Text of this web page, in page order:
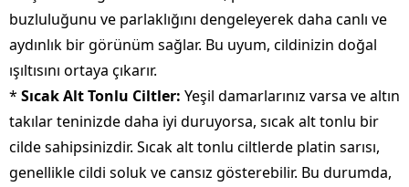
buzluluğunu ve parlaklığını dengeleyerek daha canlı ve
aydınlık bir görünüm sağlar. Bu uyum, cildinizin doğal
ışıltısını ortaya çıkarır.
* Sıcak Alt Tonlu Ciltler: Yeşil damarlarınız varsa ve altın
takılar teninizde daha iyi duruyorsa, sıcak alt tonlu bir
cilde sahipsinizdir. Sıcak alt tonlu ciltlerde platin sarısı,
genellikle cildi soluk ve cansız gösterebilir. Bu durumda,